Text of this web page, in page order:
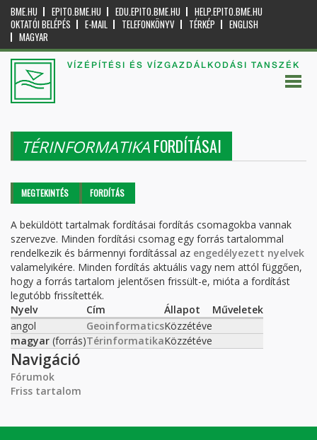
BME.HU EPITO.BME.HU EDU.EPITO.BME.HU
HELP.EPITO.BME.HU
OKTATÓI BELÉPÉS
E-MAIL TELEFONKÖNYV TÉRKÉP
ENGLISH
MAGYAR
VÍZÉPÍTÉSI ÉS VÍZGAZDÁLKODÁSI TANSZÉK
TÉRINFORMATIKA FORDÍTÁSAI
Elsődleges fülek
MEGTEKINTÉS FORDÍTÁS
A beküldött tartalmak fordításai fordítás csomagokba vannak
szervezve. Minden fordítási csomag egy forrás tartalommal
rendelkezik és bármennyi fordítással az engedélyezett nyelvek
valamelyikére. Minden fordítás aktuális vagy nem attól függően,
hogy a forrás tartalom jelentősen frissült-e, mióta a fordítást
legutóbb frissítették.
Nyelv
Cím Állapot
Műveletek
angol
GeoinformaticsKözzétéve
magyar (forrás)TérinformatikaKözzétéve
Navigáció
Fórumok
Friss tartalom